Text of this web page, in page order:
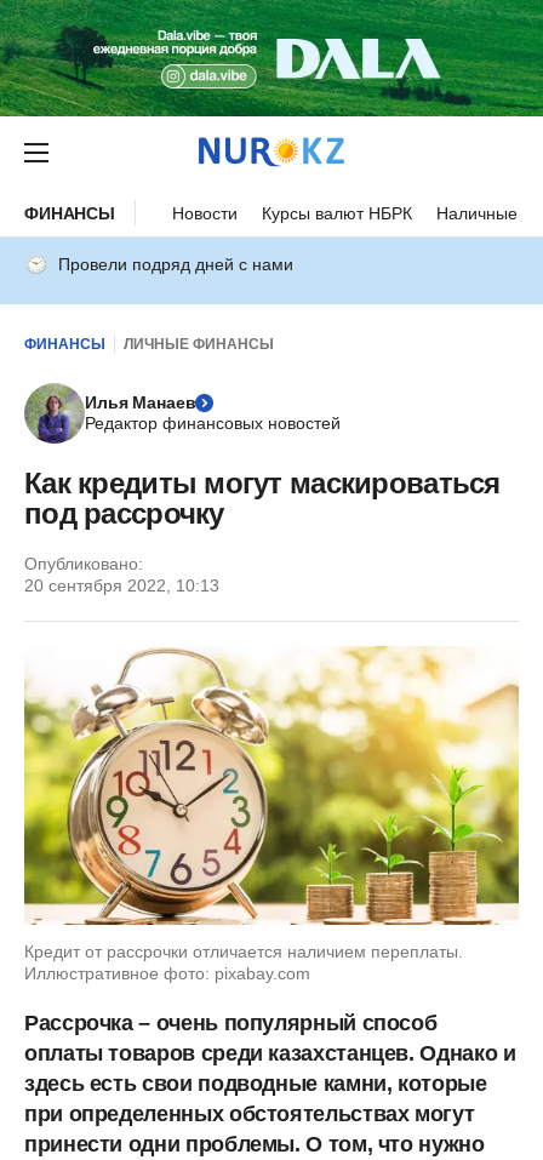
ФИНАНСЫ Новости Курсы валют НБРК Наличные
Провели подряд дней с нами
ФИНАНСЫ ЛИЧНЫЕ ФИНАНСЫ
Илья Манаев
Редактор финансовых новостей
Как кредиты могут маскироваться
под рассрочку
Опубликовано:
20 сентября 2022, 10:13
Кредит от рассрочки отличается наличием переплаты.
Иллюстративное фото: pixabay.com
Рассрочка – очень популярный способ
оплаты товаров среди казахстанцев. Однако и
здесь есть свои подводные камни, которые
при определенных обстоятельствах могут
принести одни проблемы. О том, что нужно